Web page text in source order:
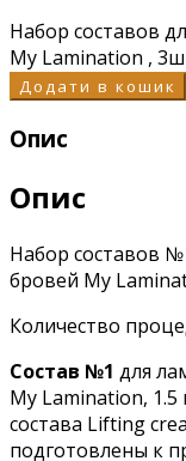
Набор составов
My Lamination ,
Додати в кошик
Опис
Опис
Набор составов
бровей My
Количество
Состав №1 для
My Lamination,
состава Lifting
подготовлены к